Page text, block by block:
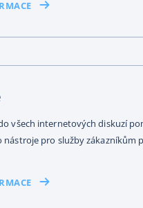
všech internetových diskuzí
nástroje pro služby zákazníkům